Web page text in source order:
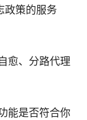
政策的服务
愈、分路代理
能是否符合你